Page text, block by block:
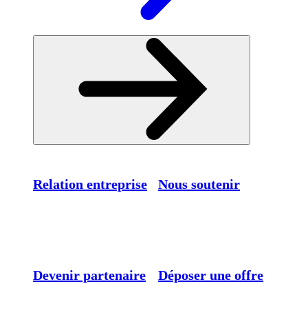
Relation entreprise Nous soutenir
Devenir partenaire Déposer une offre